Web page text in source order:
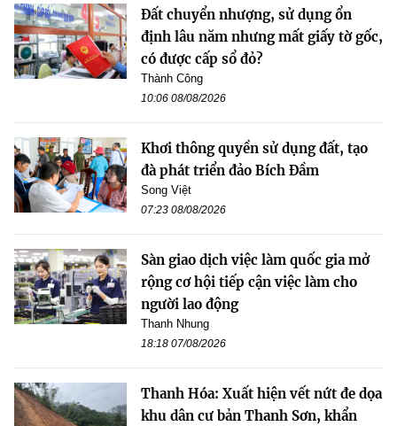
Đất chuyển nhượng, sử dụng ổn
định lâu năm nhưng mất giấy tờ gốc,
có được cấp sổ đỏ?
Thành Công
10:06 08/08/2026
Khơi thông quyền sử dụng đất, tạo
đà phát triển đảo Bích Đầm
Song Việt
07:23 08/08/2026
Sàn giao dịch việc làm quốc gia mở
rộng cơ hội tiếp cận việc làm cho
người lao động
Thanh Nhung
18:18 07/08/2026
Thanh Hóa: Xuất hiện vết nứt đe dọa
khu dân cư bản Thanh Sơn, khẩn